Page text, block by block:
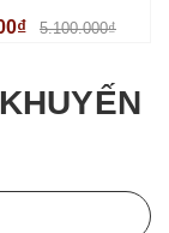
Kim Loại Mạ
5.100.000₫